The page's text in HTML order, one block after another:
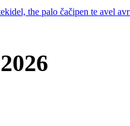
the palo čačipen te avel